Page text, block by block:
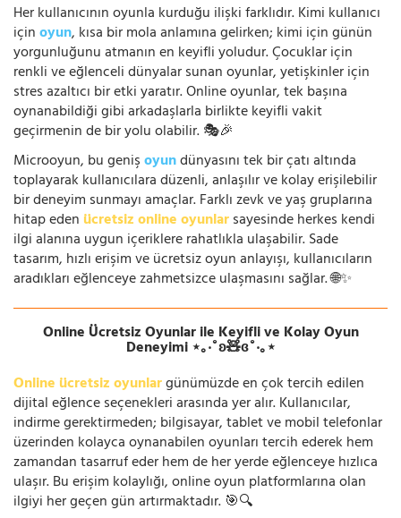
Her kullanıcının oyunla kurduğu ilişki farklıdır. Kimi kullanıcı
içinoyun, kısa bir mola anlamına gelirken; kimi için günün
yorgunluğunu atmanın en keyifli yoludur. Çocuklar için
renkli ve eğlenceli dünyalar sunan oyunlar, yetişkinler için
stres azaltıcı bir etki yaratır. Online oyunlar, tek başına
oynanabildiği gibi arkadaşlarla birlikte keyifli vakit
geçirmenin de bir yolu olabilir. 🎭🎉
Microoyun, bu genişoyundünyasını tek bir çatı altında
toplayarak kullanıcılara düzenli, anlaşılır ve kolay erişilebilir
bir deneyim sunmayı amaçlar. Farklı zevk ve yaş gruplarına
hitap eden ücretsiz online oyunlarsayesinde herkes kendi
ilgi alanına uygun içeriklere rahatlıkla ulaşabilir. Sade
tasarım, hızlı erişim ve ücretsiz oyun anlayışı, kullanıcıların
aradıkları eğlenceye zahmetsizce ulaşmasını sağlar. 🌐✨
Online Ücretsiz Oyunlar ile Keyifli ve Kolay Oyun
Deneyimi ⋆｡‧˚ʚ🧸ɞ˚‧｡⋆
Online ücretsiz oyunlargünümüzde en çok tercih edilen
dijital eğlence seçenekleri arasında yer alır. Kullanıcılar,
indirme gerektirmeden; bilgisayar, tablet ve mobil telefonlar
üzerinden kolayca oynanabilen oyunları tercih ederek hem
zamandan tasarruf eder hem de her yerde eğlenceye hızlıca
ulaşır. Bu erişim kolaylığı, online oyun platformlarına olan
ilgiyi her geçen gün artırmaktadır. 🎯🔍